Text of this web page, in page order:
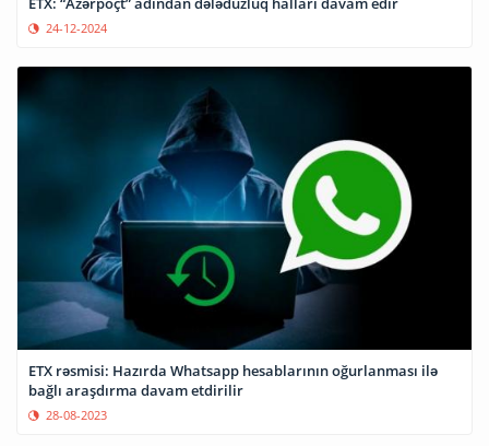
24-12-2024
ETX rəsmisi: Hazırda Whatsapp hesablarının oğurlanması ilə
bağlı araşdırma davam etdirilir
28-08-2023